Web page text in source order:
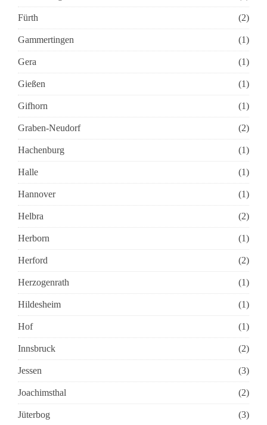
Fürth (2)
Gammertingen (1)
Gera (1)
Gießen (1)
Gifhorn (1)
Graben-Neudorf (2)
Hachenburg (1)
Halle (1)
Hannover (1)
Helbra (2)
Herborn (1)
Herford (2)
Herzogenrath (1)
Hildesheim (1)
Hof (1)
Innsbruck (2)
Jessen (3)
Joachimsthal (2)
Jüterbog (3)